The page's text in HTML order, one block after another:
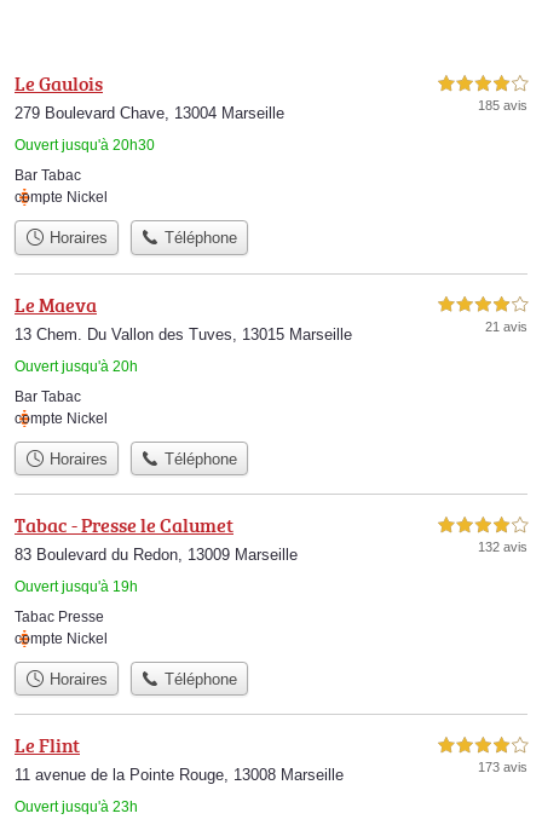
Le Gaulois
279 Boulevard Chave, 13004 Marseille
Ouvert jusqu'à 20h30
4,0 étoiles sur 5
185 avis
Bar Tabac
compte Nickel
Horaires Téléphone
Le Maeva
13 Chem. Du Vallon des Tuves, 13015 Marseille
Ouvert jusqu'à 20h
4,0 étoiles sur 5
21 avis
Bar Tabac
compte Nickel
Horaires Téléphone
Tabac - Presse le Calumet
83 Boulevard du Redon, 13009 Marseille
Ouvert jusqu'à 19h
4,0 étoiles sur 5
132 avis
Tabac Presse
compte Nickel
Horaires Téléphone
Le Flint
11 avenue de la Pointe Rouge, 13008 Marseille
Ouvert jusqu'à 23h
4,0 étoiles sur 5
173 avis